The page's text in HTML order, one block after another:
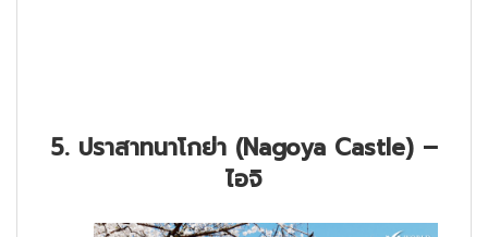
5. ปราสาทนาโกย่า (Nagoya Castle) –
ไอจิ